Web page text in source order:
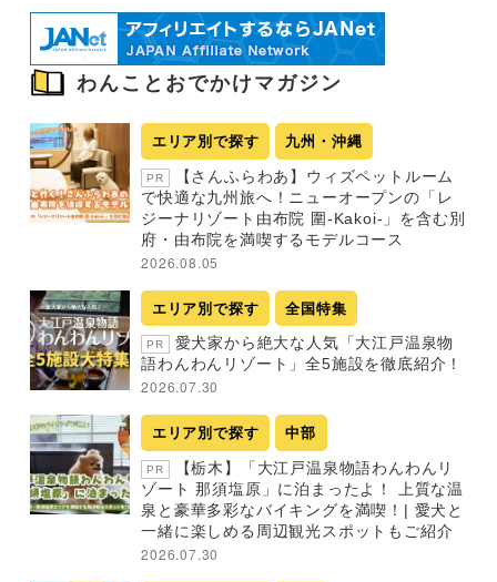
わんことおでかけマガジン
エリア別で探す 九州・沖縄
PR
【さんふらわあ】ウィズペットルーム
で快適な九州旅へ！ニューオープンの「レ
ジーナリゾート由布院 圍-Kakoi-」を含む別
府・由布院を満喫するモデルコース
2026.08.05
エリア別で探す 全国特集
PR
愛犬家から絶大な人気「大江戸温泉物
語わんわんリゾート」全5施設を徹底紹介！
2026.07.30
エリア別で探す 中部
PR
【栃木】「大江戸温泉物語わんわんリ
ゾート 那須塩原」に泊まったよ！ 上質な温
泉と豪華多彩なバイキングを満喫！| 愛犬と
一緒に楽しめる周辺観光スポットもご紹介
2026.07.30